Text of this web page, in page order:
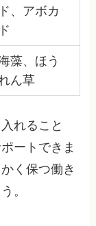
ド、アボカ
ド
藻、ほう
ん草
れること
ートできま
く保つ働き
。